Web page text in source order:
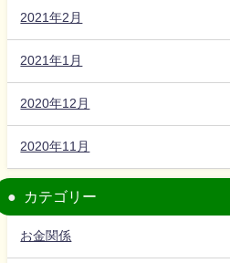
2021年2月
2021年1月
2020年12月
2020年11月
カテゴリー
お金関係